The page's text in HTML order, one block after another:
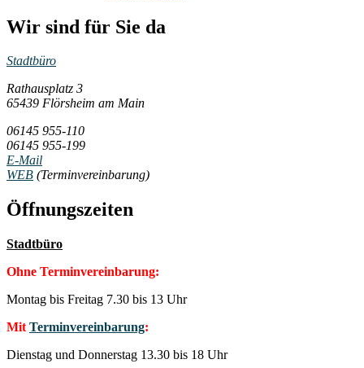
Wir sind für Sie da
Stadtbüro
Rathausplatz 3
65439 Flörsheim am Main
06145 955-110
06145 955-199
E-Mail
WEB (Terminvereinbarung)
Öffnungszeiten
Stadtbüro
Ohne Terminvereinbarung:
Montag bis Freitag 7.30 bis 13 Uhr
Mit Terminvereinbarung:
Dienstag und Donnerstag 13.30 bis 18 Uhr